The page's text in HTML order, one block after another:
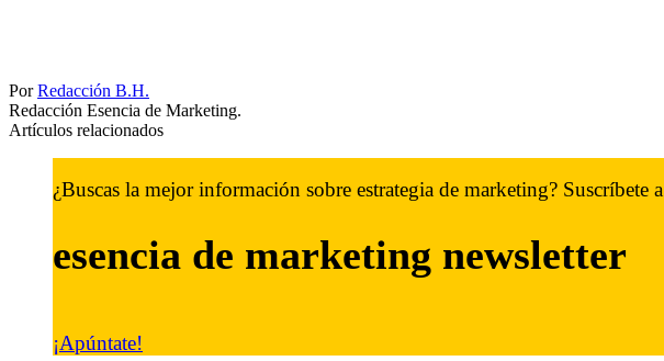
PorRedacción B.H.
Redacción Esencia de Marketing.
Artículos relacionados
¿Buscas la mejor información sobre estrategia de marketing? Suscríbete a
esencia de marketing newsletter
¡Apúntate!